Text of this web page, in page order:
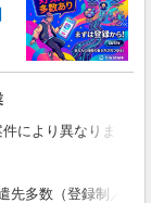
により異なります(
多数（登録制／紹